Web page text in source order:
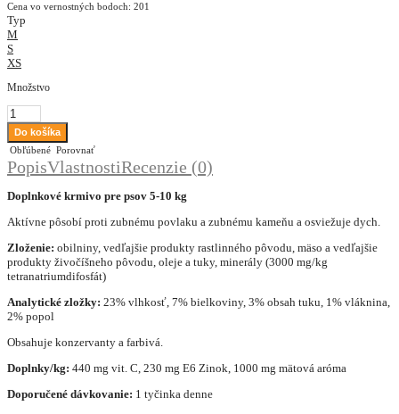
Cena vo vernostných bodoch: 201
Typ
M
S
XS
Množstvo
Obľúbené Porovnať
PopisVlastnostiRecenzie (0)
Doplnkové krmivo pre psov 5-10 kg
Aktívne pôsobí proti zubnému povlaku a zubnému kameňu a osviežuje dych.
Zloženie: obilniny, vedľajšie produkty rastlinného pôvodu, mäso a vedľajšie
produkty živočíšneho pôvodu, oleje a tuky, minerály (3000 mg/kg
tetranatriumdifosfát)
Analytické zložky: 23% vlhkosť, 7% bielkoviny, 3% obsah tuku, 1% vláknina,
2% popol
Obsahuje konzervanty a farbivá.
Doplnky/kg: 440 mg vit. C, 230 mg E6 Zinok, 1000 mg mätová aróma
Doporučené dávkovanie: 1 tyčinka denne